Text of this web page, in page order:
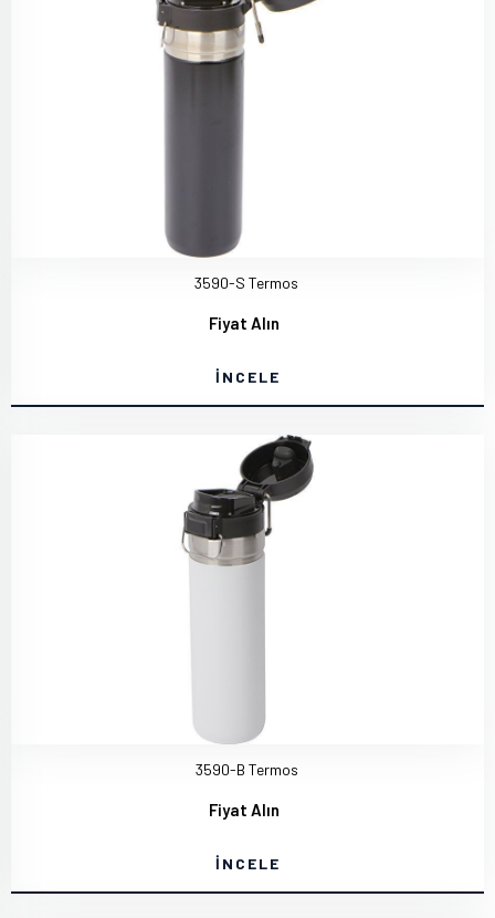
3590-S Termos
Fiyat Alın
İNCELE
3590-B Termos
Fiyat Alın
İNCELE